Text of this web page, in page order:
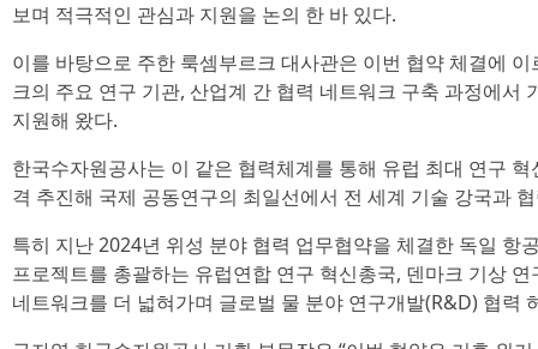
보며 적극적인 관심과 지원을 논의 한 바 있다.
이를 바탕으로 주한 룩셈부르크 대사관은 이번 협약 체결에
크의 주요 연구 기관, 산업계 간 협력 네트워크 구축 과정에서
지원해 왔다.
한국수자원공사는 이 같은 협력체계를 통해 유럽 최대 연구
격 추진해 국제 공동연구의 최일선에서 전 세계 기술 강국과
특히 지난 2024년 위성 분야 협력 업무협약을 체결한 독일 항
프로젝트를 총괄하는 유럽연합 연구 혁신총국, 덴마크 기상
네트워크를 더 넓혀가며 글로벌 물 분야 연구개발(R&D) 협력